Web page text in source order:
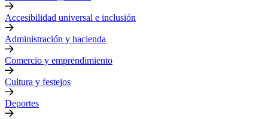
Accesibilidad universal e inclusión
Administración y hacienda
Comercio y emprendimiento
Cultura y festejos
Deportes